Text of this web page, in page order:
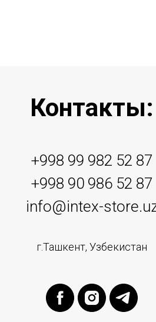
Контакты:
+998 99 982 52 87
+998 90 986 52 87
info@intex-
г.Ташкент, Узбекистан